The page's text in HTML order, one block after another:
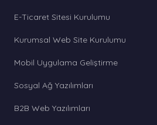
E-Ticaret Sitesi Kurulumu
Kurumsal Web Site Kurulumu
Mobil Uygulama Geliştirme
Sosyal Ağ Yazılımları
B2B Web Yazılımları